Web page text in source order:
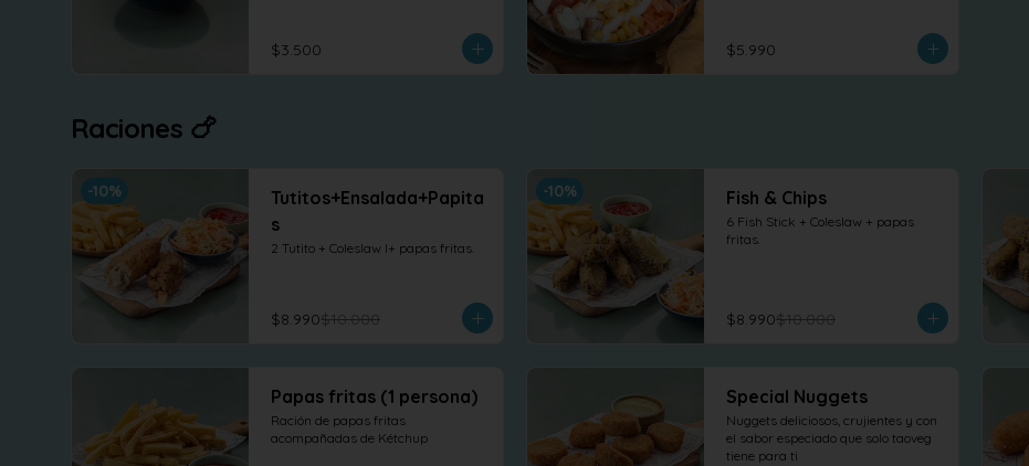
$3.500 $5.990
Raciones 🍗
-10%
Tutitos+Ensalada+Papita
s
2 Tutito + Coleslaw l+ papas fritas.
$8.990$10.000
-10% Fish & Chips
6 Fish Stick + Coleslaw + papas
fritas.
$8.990$10.000
Papas fritas (1 persona)
Ración de papas fritas
acompañadas de Kétchup
Special Nuggets
Nuggets deliciosos, crujientes y con
el sabor especiado que solo taoveg
tiene para ti